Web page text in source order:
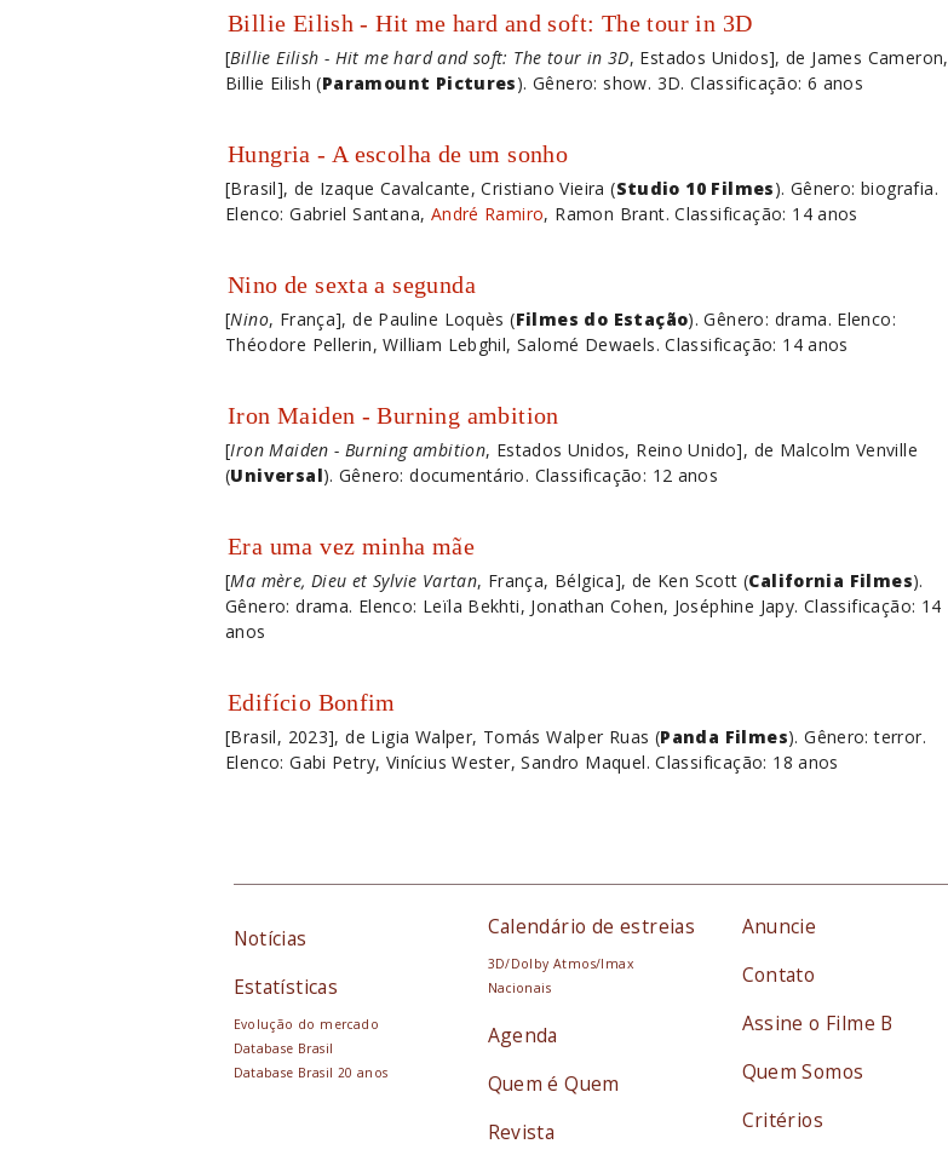
Billie Eilish - Hit me hard and soft: The tour in 3D
[Billie Eilish - Hit me hard and soft: The tour in 3D, Estados Unidos], de James Cameron,
Billie Eilish (Paramount Pictures). Gênero: show. 3D. Classificação: 6 anos
Hungria - A escolha de um sonho
[Brasil], de Izaque Cavalcante, Cristiano Vieira (Studio 10 Filmes). Gênero: biografia.
Elenco: Gabriel Santana, André Ramiro, Ramon Brant. Classificação: 14 anos
Nino de sexta a segunda
[Nino, França], de Pauline Loquès (Filmes do Estação). Gênero: drama. Elenco:
Théodore Pellerin, William Lebghil, Salomé Dewaels. Classificação: 14 anos
Iron Maiden - Burning ambition
[Iron Maiden - Burning ambition, Estados Unidos, Reino Unido], de Malcolm Venville
(Universal). Gênero: documentário. Classificação: 12 anos
Era uma vez minha mãe
[Ma mère, Dieu et Sylvie Vartan, França, Bélgica], de Ken Scott (California Filmes).
Gênero: drama. Elenco: Leïla Bekhti, Jonathan Cohen, Joséphine Japy. Classificação: 14
anos
Edifício Bonfim
[Brasil, 2023], de Ligia Walper, Tomás Walper Ruas (Panda Filmes). Gênero: terror.
Elenco: Gabi Petry, Vinícius Wester, Sandro Maquel. Classificação: 18 anos
Notícias
Estatísticas
Evolução do mercado
Database Brasil
Database Brasil 20 anos
Calendário de estreias
3D/Dolby Atmos/Imax
Nacionais
Agenda
Quem é Quem
Revista
Anuncie
Contato
Assine o Filme B
Quem Somos
Critérios